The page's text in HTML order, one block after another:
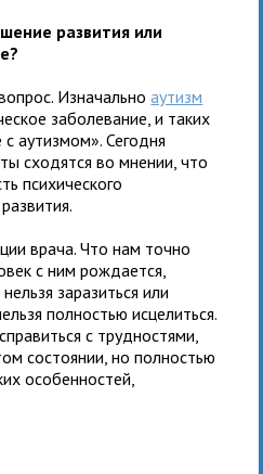
развития или
Изначальноаутизм
заболевание, и таких
аутизмом». Сегодня
сходятся во мнении, что
психического
врача. Что нам точно
с ним рождается,
заразиться или
полностью исцелиться.
с трудностями,
состоянии, но полностью
особенностей,